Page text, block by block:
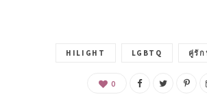
HILIGHT LGBTQ คู่รั
0